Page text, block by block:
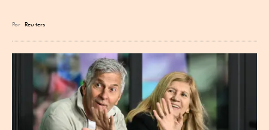
Por Reu ters